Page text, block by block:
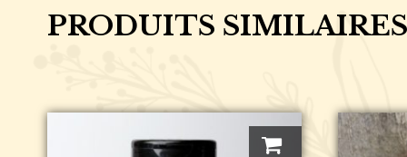
PRODUITS SIMILAIRES